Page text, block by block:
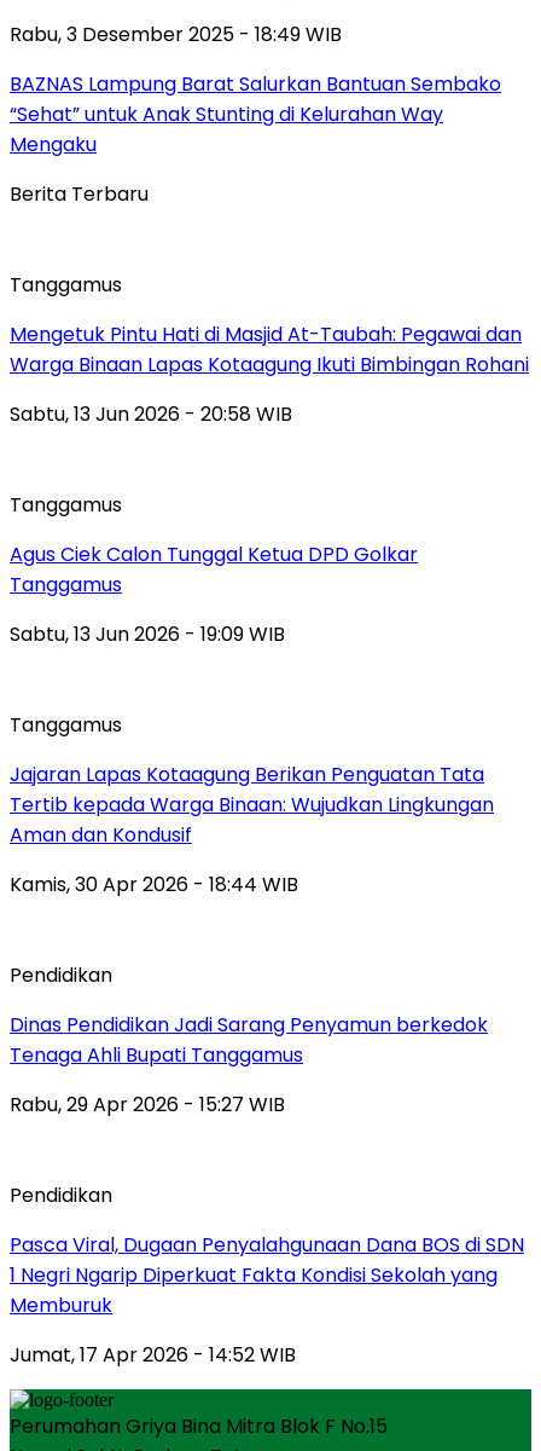
Rabu, 3 Desember 2025 - 18:49 WIB
BAZNAS Lampung Barat Salurkan Bantuan Sembako
“Sehat” untuk Anak Stunting di Kelurahan Way
Mengaku
Berita Terbaru
Tanggamus
Mengetuk Pintu Hati di Masjid At-Taubah: Pegawai dan
Warga Binaan Lapas Kotaagung Ikuti Bimbingan Rohani
Sabtu, 13 Jun 2026 - 20:58 WIB
Tanggamus
Agus Ciek Calon Tunggal Ketua DPD Golkar
Tanggamus
Sabtu, 13 Jun 2026 - 19:09 WIB
Tanggamus
Jajaran Lapas Kotaagung Berikan Penguatan Tata
Tertib kepada Warga Binaan: Wujudkan Lingkungan
Aman dan Kondusif
Kamis, 30 Apr 2026 - 18:44 WIB
Pendidikan
Dinas Pendidikan Jadi Sarang Penyamun berkedok
Tenaga Ahli Bupati Tanggamus
Rabu, 29 Apr 2026 - 15:27 WIB
Pendidikan
Pasca Viral, Dugaan Penyalahgunaan Dana BOS di SDN
1 Negri Ngarip Diperkuat Fakta Kondisi Sekolah yang
Memburuk
Jumat, 17 Apr 2026 - 14:52 WIB
Perumahan Griya Bina Mitra Blok F No.15